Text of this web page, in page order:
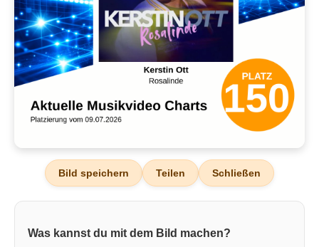
Bild speichern Teilen Schließen
Was kannst du mit dem Bild machen?